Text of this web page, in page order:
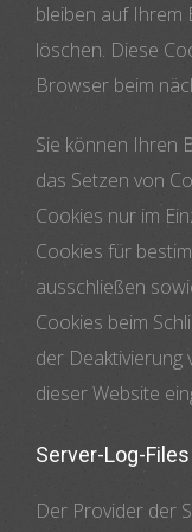
bleiben auf Ihrem
löschen. Diese
Browser beim
Sie können Ihren
das Setzen von
Cookies nur im
Cookies für
ausschließen
Cookies beim
der Deaktivierung
dieser Website
Server-Log-Files
Der Provider der